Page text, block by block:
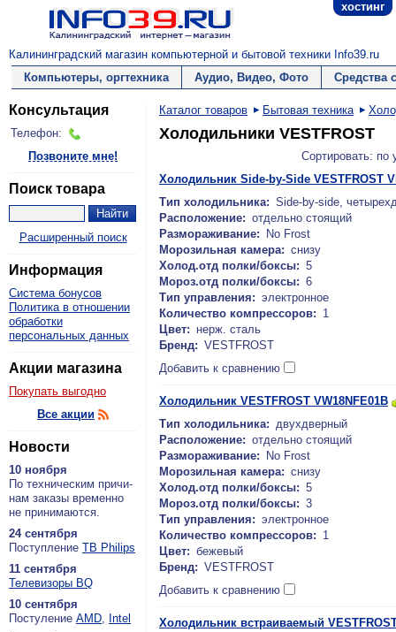
хостинг
Калининградский магазин компьютерной и бытовой техники Info39.ru
Компьютеры, оргтехника
Аудио, Видео, Фото Средства
Консультация
Телефон:
Позвоните мне!
Поиск товара
Расширенный поиск
Информация
Система бонусов
Политика в отношении
обработки
персональных данных
Акции магазина
Покупать выгодно
Все акции
Новости
10 ноября
По тех­ни­че­ским при­чи­
нам за­ка­зы вре­мен­но
не при­ни­ма­ют­ся.
24 сентября
По­ступ­ле­ние ТВ Philips
11 сентября
Теле­ви­зо­ры BQ
10 сентября
По­сту­ле­ние AMD, Intel
Каталог товаров Бытовая техника
Холодильники VESTFROST
Сортировать:
Холодильник Side-by-Side VESTFROST
Тип холодильника: Side-by-side,
Расположение: отдельно стоящий
Размораживание:
No Frost
Морозильная камера: снизу
Холод.отд полки/боксы: 5
Мороз.отд полки/боксы: 6
Тип управления: электронное
Количество компрессоров: 1
Цвет: нерж. сталь
Бренд: VESTFROST
Добавить к сравнению
Холодильник VESTFROST VW18NFE01B
Тип холодильника: двухдверный
Расположение: отдельно стоящий
Размораживание:
No Frost
Морозильная камера: снизу
Холод.отд полки/боксы: 5
Мороз.отд полки/боксы: 3
Тип управления: электронное
Количество компрессоров: 1
Цвет: бежевый
Бренд: VESTFROST
Добавить к сравнению
Холодильник встраиваемый